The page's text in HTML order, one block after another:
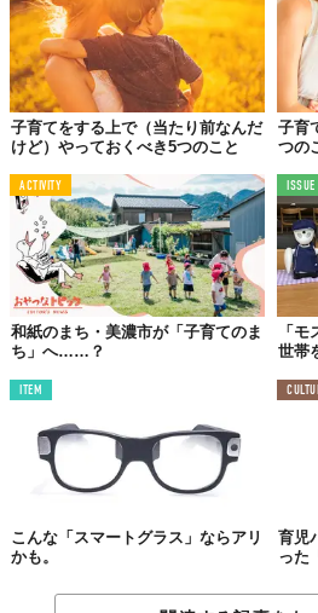
子育てをする上で（当たり前なんだ
けど）やっておくべき5つのこと
子育
つの
ACTIVITY
和紙のまち・美濃市が「子育てのま
ち」へ……？
ISSUE
「
世帯
ITEM
こんな「スマートグラス」ならアリ
かも。
育児
った